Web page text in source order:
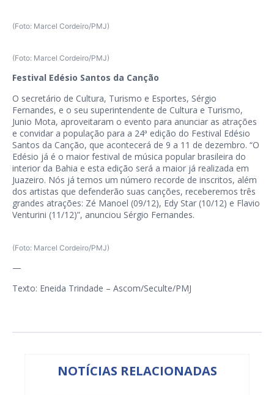
(Foto: Marcel Cordeiro/PMJ)
(Foto: Marcel Cordeiro/PMJ)
Festival Edésio Santos da Canção
O secretário de Cultura, Turismo e Esportes, Sérgio
Fernandes, e o seu superintendente de Cultura e Turismo,
Junio Mota, aproveitaram o evento para anunciar as atrações
e convidar a população para a 24ª edição do Festival Edésio
Santos da Canção, que acontecerá de 9 a 11 de dezembro. “O
Edésio já é o maior festival de música popular brasileira do
interior da Bahia e esta edição será a maior já realizada em
Juazeiro. Nós já temos um número recorde de inscritos, além
dos artistas que defenderão suas canções, receberemos três
grandes atrações: Zé Manoel (09/12), Edy Star (10/12) e Flavio
Venturini (11/12)”, anunciou Sérgio Fernandes.
(Foto: Marcel Cordeiro/PMJ)
—
Texto: Eneida Trindade – Ascom/Seculte/PMJ
NOTÍCIAS RELACIONADAS